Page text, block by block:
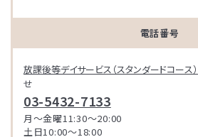
電話番号
放課後等デイサービス（スタンダードコース）
せ
03-5432-7133
月～金曜11:30～20:00
土日10:00～18:00